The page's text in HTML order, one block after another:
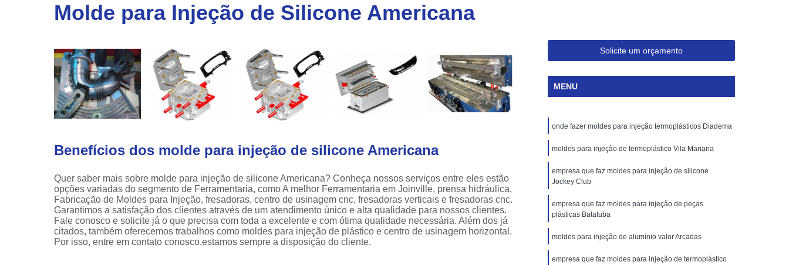
automotiva
Injeção de Plásticos para Caixas
Moldes para Paletes Plásticos
Produção de Moldes para Paletes
Moldes para Injeção de Alumínio
Moldes para Injeção de Borracha
Moldes para Injeção de Espuma
Moldes para Injeção de Poliuretano
Moldes para Injeção de Pvc
Moldes para Injeção de Silicone
Moldes para Injeção de Termoplásticos
Moldes para Injeção Plástica
Moldes para Injeção Termoplásticos
Empresa de Moldes Plasticos
Ferramentas para Moldagem de Plásticos
Injeção de Moldes Plasticos
Injeção de Termoplástico
Moldagem de Peças Plásticas por Injeção
Molde para Injeção de Silicone Americana
Benefícios dos molde para injeção de silicone Americana
Quer saber mais sobre molde para injeção de silicone Americana? Conheça nossos serviços entre eles estão
opções variadas do segmento de Ferramentaria, como A melhor Ferramentaria em Joinville, prensa hidráulica,
Fabricação de Moldes para Injeção, fresadoras, centro de usinagem cnc, fresadoras verticais e fresadoras cnc.
Garantimos a satisfação dos clientes através de um atendimento único e alta qualidade para nossos clientes.
Fale conosco e solicite já o que precisa com toda a excelente e com ótima qualidade necessária. Além dos já
citados, também oferecemos trabalhos como moldes para injeção de plástico e centro de usinagem horizontal.
Por isso, entre em contato conosco,estamos sempre a disposição do cliente.
Solicite um orçamento
MENU
onde fazer moldes para injeção termoplásticos Diadema
moldes para injeção de termoplástico Vila Mariana
empresa que faz moldes para injeção de silicone
Jockey Club
empresa que faz moldes para injeção de peças
plásticas Batatuba
moldes para injeção de alumínio valor Arcadas
empresa que faz moldes para injeção de termoplástico